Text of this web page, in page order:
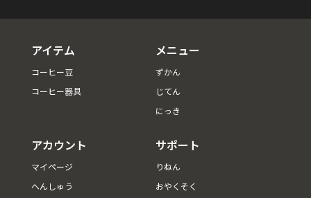
アイテム
コーヒー豆
コーヒー器具
メニュー
ずかん
じてん
にっき
アカウント
マイページ
へんしゅう
サポート
りねん
おやくそく